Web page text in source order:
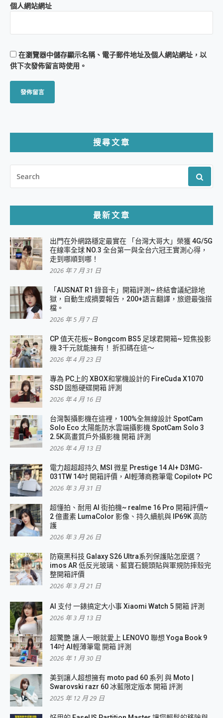
個人網站網址
在瀏覽器中儲存顯示名稱、電子郵件地址及個人網站網址，以
供下次發佈留言時使用。
搜尋文章
FOR:
最新文章
出門在外網路穩定最實在 「台灣大哥大」榮獲 4G/5G
在線率全球 NO.3 全台第一與全台六冠王實測心得，
走到哪順到哪！
2026 年 7 月 31 日
「AUSNAT R1 錄音卡」開箱評測~ 終結會議紀錄地
獄，自動生成摘要報告，200+語言翻譯，旅遊最強搭
檔。
2026 年 5 月 7 日
CP 值天花板~ Bongcom BS5 足球君開箱~ 短焦投影
機 3千元就能擁有！ 折扣碼在這～
2026 年 4 月 23 日
專為 PC上的 XBOX和掌機設計的 FireCuda X1070
SSD 固態硬碟開箱 評測
2026 年 4 月 16 日
台灣製攝影機在這裡，100%全無線設計 SpotCam
Solo Eco 太陽能防水雲端攝影機 SpotCam Solo 3
2.5K高畫質戶外攝影機 開箱 評測
2026 年 4 月 13 日
電力超超超持久 MSI 微星 Prestige 14 AI+ D3MG-
031TW 14吋 開箱評價，AI輕薄商務筆電 Copilot+ PC
2026 年 3 月 31 日
超懂拍、耐用 AI 街拍機~ realme 16 Pro 開箱評價~
2 億畫素 LumaColor 影像、持久續航與 IP69K 高防
護
2026 年 3 月 26 日
防窺黑科技 Galaxy S26 Ultra系列保護貼怎麼選？
imos AR 低反光玻璃、藍寶石鏡頭貼與軍規防摔殼完
整開箱評價
2026 年 3 月 21 日
AI 支付 一錶搞定大小事 Xiaomi Watch 5 開箱 評測
2026 年 3 月 13 日
超驚艷 讓人一眼就愛上 LENOVO 聯想 Yoga Book 9
14吋 AI輕薄筆電 開箱 評測
2026 年 1 月 30 日
美到讓人超想擁有 moto pad 60 系列 與 Moto |
Swarovski razr 60 冰藍限定版本 開箱 評測
2025 年 12 月 29 日